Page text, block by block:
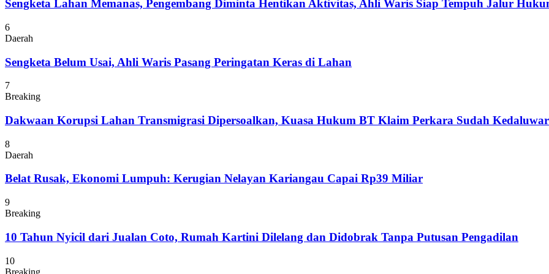
Sengketa Lahan Memanas, Pengembang Diminta Hentikan Aktivitas, Ahli Waris Siap Tempuh Jalur
6
Daerah
Sengketa Belum Usai, Ahli Waris Pasang Peringatan Keras di Lahan
7
Breaking
Dakwaan Korupsi Lahan Transmigrasi Dipersoalkan, Kuasa Hukum BT Klaim Perkara Sudah
8
Daerah
Belat Rusak, Ekonomi Lumpuh: Kerugian Nelayan Kariangau Capai Rp39 Miliar
9
Breaking
10 Tahun Nyicil dari Jualan Coto, Rumah Kartini Dilelang dan Didobrak Tanpa Putusan Pengadilan
10
Breaking